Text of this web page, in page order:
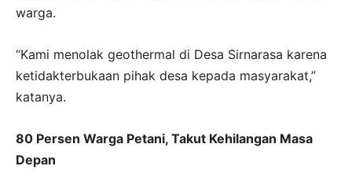
warga.
“Kami menolak geothermal di Desa Sirnarasa karena
ketidakterbukaan pihak desa kepada masyarakat,”
katanya.
80 Persen Warga Petani, Takut Kehilangan Masa
Depan